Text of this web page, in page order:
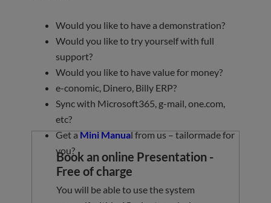
Would you like to have a demonstration?
Would you like to try yourself with full
support?
Would you like to have value for money?
e-conomic, Dinero, Billy ERP?
Sync with Microsoft365, g-mail, one.com,
etc?
Get aMini Manual from us – tailormade for
you?
Book an online Presentation -
Free of charge
You will be able to use the system